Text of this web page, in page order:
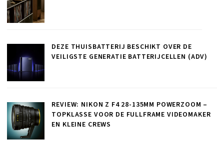
DEZE THUISBATTERIJ BESCHIKT OVER DE
VEILIGSTE GENERATIE BATTERIJCELLEN (ADV)
REVIEW: NIKON Z F4 28-135MM POWERZOOM –
TOPKLASSE VOOR DE FULLFRAME VIDEOMAKER
EN KLEINE CREWS